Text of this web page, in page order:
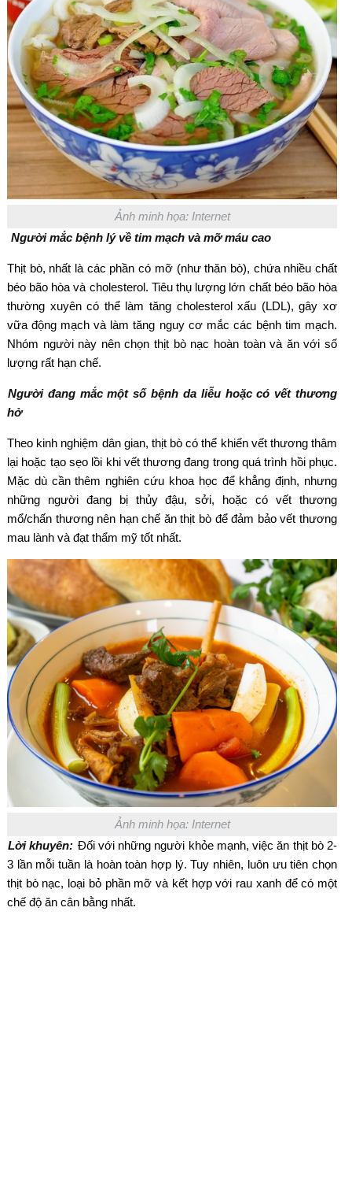
Ảnh minh họa: Internet
Người mắc bệnh lý về tim mạch và mỡ máu cao
Thịt bò, nhất là các phần có mỡ (như thăn bò), chứa nhiều chất
béo bão hòa và cholesterol. Tiêu thụ lượng lớn chất béo bão hòa
thường xuyên có thể làm tăng cholesterol xấu (LDL), gây xơ
vữa động mạch và làm tăng nguy cơ mắc các bệnh tim mạch.
Nhóm người này nên chọn thịt bò nạc hoàn toàn và ăn với số
lượng rất hạn chế.
Người đang mắc một số bệnh da liễu hoặc có vết thương
hở
Theo kinh nghiệm dân gian, thịt bò có thể khiến vết thương thâm
lại hoặc tạo sẹo lồi khi vết thương đang trong quá trình hồi phục.
Mặc dù cần thêm nghiên cứu khoa học để khẳng định, nhưng
những người đang bị thủy đậu, sởi, hoặc có vết thương
mổ/chấn thương nên hạn chế ăn thịt bò để đảm bảo vết thương
mau lành và đạt thẩm mỹ tốt nhất.
Ảnh minh họa: Internet
Lời khuyên: Đối với những người khỏe mạnh, việc ăn thịt bò 2-
3 lần mỗi tuần là hoàn toàn hợp lý. Tuy nhiên, luôn ưu tiên chọn
thịt bò nạc, loại bỏ phần mỡ và kết hợp với rau xanh để có một
chế độ ăn cân bằng nhất.